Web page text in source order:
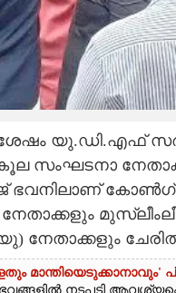
യു.ഡി.എഫ്
സംഘടനാ
ഭവനിലാണ്
നടപടി